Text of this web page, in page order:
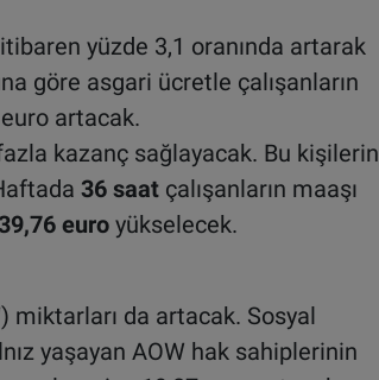
yüzde 3,1 oranında artarak
göre asgari ücretle çalışanların
artacak.
kazanç sağlayacak. Bu kişilerin
36 saatçalışanların maaşı
euroyükselecek.
miktarları da artacak. Sosyal
yaşayan AOW hak sahiplerinin